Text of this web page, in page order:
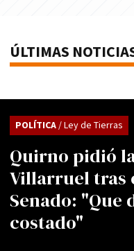
ÚLTIMAS
Quirno pidió
Villarruel tras
Senado: "Que
costado"
POLÍTICA/ Ley de Tierras